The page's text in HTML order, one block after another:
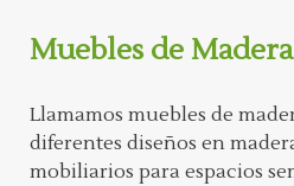
Muebles de
Llamamos muebles de
diferentes diseños en
mobiliarios para espacios